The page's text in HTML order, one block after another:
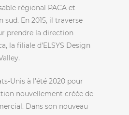
régional PACA et
En 2015, il traverse
prendre la direction
la filiale d’ELSYS Design
Unis à l’été 2020 pour
nouvellement créée de
Dans son nouveau